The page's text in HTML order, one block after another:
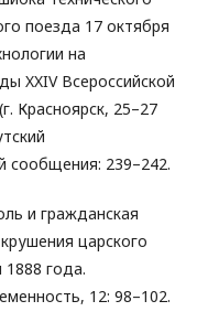
поезда 17 октября
на
XXIV Всероссийской
Красноярск, 25–27
сообщения: 239–242.
и гражданская
царского
года.
12: 98–102.